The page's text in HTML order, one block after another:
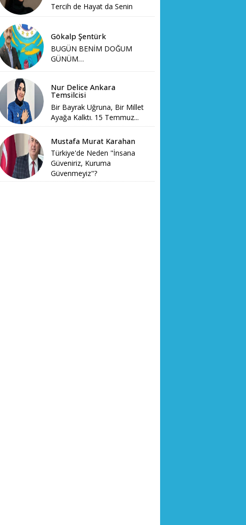
Tercih de Hayat da Senin
Gökalp Şentürk
BUGÜN BENİM DOĞUM
GÜNÜM…
Nur Delice Ankara
Temsilcisi
Bir Bayrak Uğruna, Bir Millet
Ayağa Kalktı. 15 Temmuz...
Mustafa Murat Karahan
Türkiye'de Neden "İnsana
Güveniriz, Kuruma
Güvenmeyiz"?